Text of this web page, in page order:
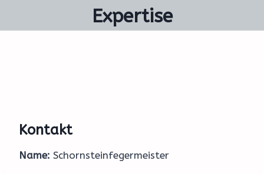
Expertise
Kontakt
Name: Schornsteinfegermeister